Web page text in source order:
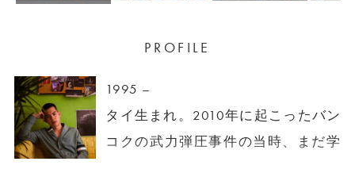
PROFILE
1995 –
タイ生まれ。2010年に起こったバン
コクの武力弾圧事件の当時、まだ学